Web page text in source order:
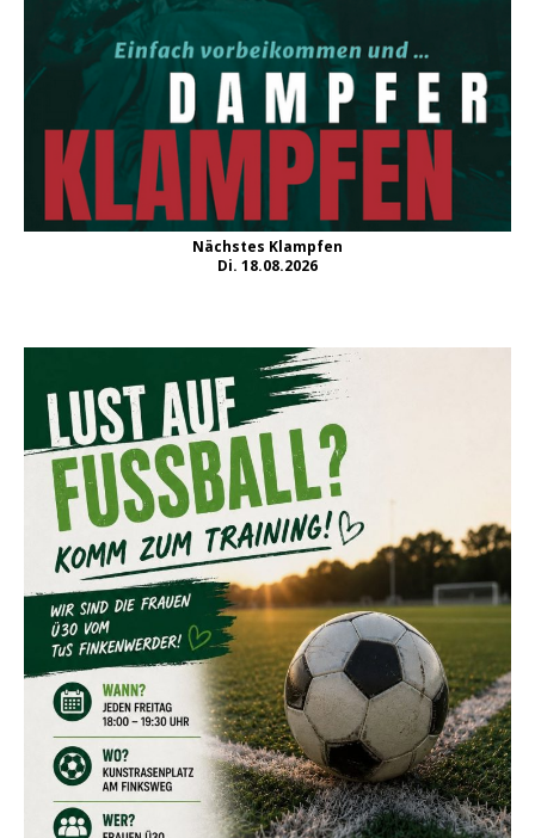
Nächstes Klampfen
Di. 18.08.2026